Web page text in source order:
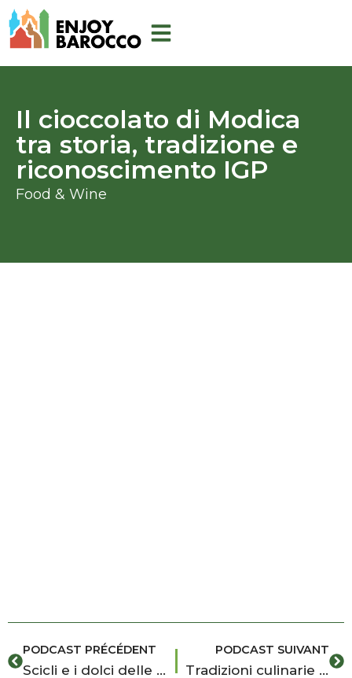
Aller
au
Il cioccolato di Modica
tra storia, tradizione e
riconoscimento IGP
Food & Wine
Précédent
PODCAST PRÉCÉDENT
Scicli e i dolci delle feste: Cubaita e Teste di Turco
PODCAST SUIVANT
Tradizioni culinarie di Ragusa e i sapori della cucina iblea